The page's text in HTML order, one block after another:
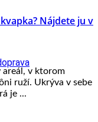
Nájdete ju v
areál, v ktorom
ruží. Ukrýva v sebe
je ...